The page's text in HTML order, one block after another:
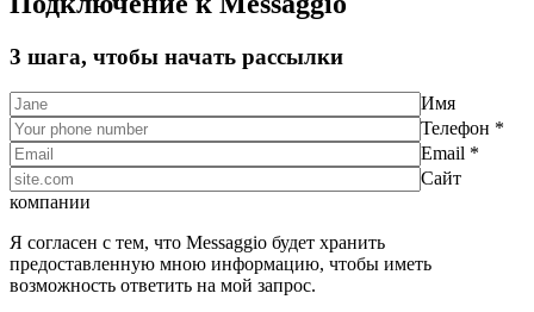
3 шага, чтобы начать рассылки
Имя
Телефон *
Email *
Сайт
компании
Я согласен с тем, что Messaggio будет хранить
предоставленную мною информацию, чтобы иметь
возможность ответить на мой запрос.